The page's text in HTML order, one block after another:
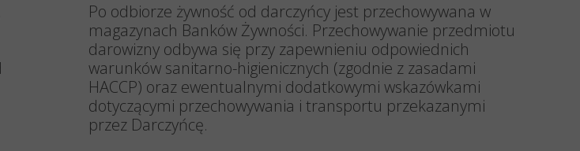
Po odbiorze żywność od darczyńcy jest przechowywana w
magazynach Banków Żywności. Przechowywanie przedmiotu
darowizny odbywa się przy zapewnieniu odpowiednich
warunków sanitarno-higienicznych (zgodnie z zasadami
HACCP) oraz ewentualnymi dodatkowymi wskazówkami
dotyczącymi przechowywania i transportu przekazanymi
przez Darczyńcę.